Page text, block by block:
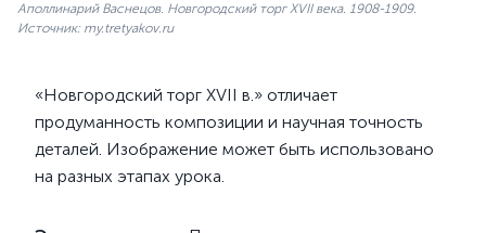
Аполлинарий Васнецов. Новгородский торг XVII века. 1908-1909.
Источник: my.tretyakov.ru
«Новгородский торг XVII в.» отличает
продуманность композиции и научная точность
деталей. Изображение может быть использовано
на разных этапах урока.